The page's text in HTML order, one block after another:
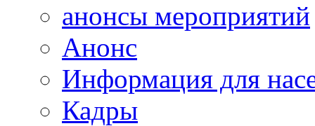
анонсы мероприятий
Анонс
Информация для
Кадры